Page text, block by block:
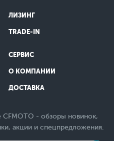
ЛИЗИНГ
TRADE-IN
СЕРВИС
О КОМПАНИИ
ДОСТАВКА
CFMOTO - обзоры новинок,
акции и спецпредложения.